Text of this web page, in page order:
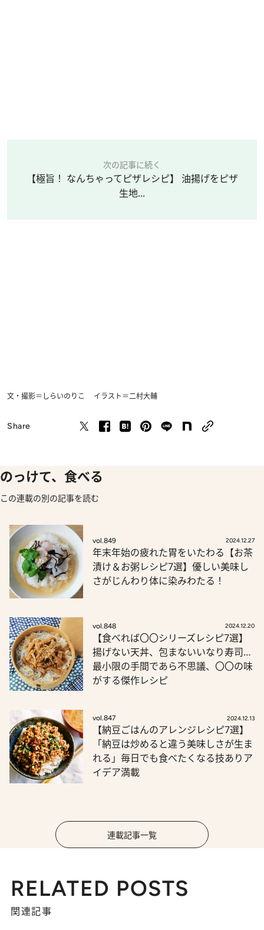
次の記事に続く
【極旨！ なんちゃってピザレシピ】 油揚げをピザ
生地...
文・撮影＝しらいのりこ イラスト＝二村大輔
Share
のっけて、食べる
この連載の別の記事を読む
vol.849 2024.12.27
年末年始の疲れた胃をいたわる【お茶
漬け＆お粥レシピ7選】優しい美味し
さがじんわり体に染みわたる！
vol.848 2024.12.20
【食べれば〇〇シリーズレシピ7選】
揚げない天丼、包まないいなり寿司…
最小限の手間であら不思議、〇〇の味
がする傑作レシピ
vol.847 2024.12.13
【納豆ごはんのアレンジレシピ7選】
「納豆は炒めると違う美味しさが生ま
れる」毎日でも食べたくなる技ありア
イデア満載
連載記事一覧
RELATED POSTS
関連記事